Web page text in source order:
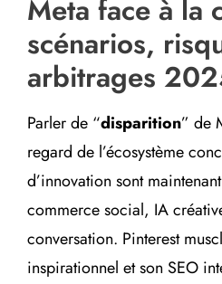
Meta face à la
scénarios,
arbitrages
Parler de “disparition” de
regard de l’écosystème
d’innovation sont
commerce social, IA
conversation. Pinterest
inspirationnel et son SEO